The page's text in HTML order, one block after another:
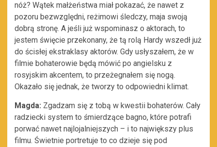
nóż? Wątek małżeństwa miał pokazać, że nawet z
pozoru bezwzględni, reżimowi śledczy, maja swoją
dobrą stronę. A jeśli już wspominasz o aktorach, to
jestem święcie przekonany, że tą rolą Hardy wszedł już
do ścisłej ekstraklasy aktorów. Gdy usłyszałem, że w
filmie bohaterowie będą mówić po angielsku z
rosyjskim akcentem, to przeżegnałem się nogą.
Okazało się jednak, że tworzy to odpowiedni klimat.
Magda: Zgadzam się z tobą w kwestii bohaterów. Cały
radziecki system to śmierdzące bagno, które potrafi
porwać nawet najlojalniejszych – i to największy plus
filmu. Świetnie portretuje to co dzieje się pod